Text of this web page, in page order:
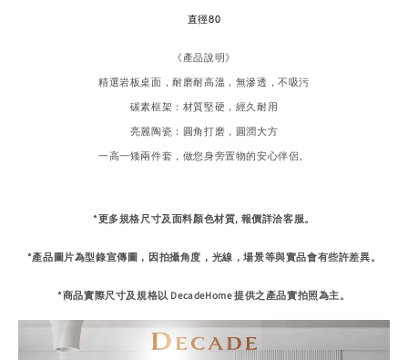
直徑80
《產品說明》
精選岩板桌面，耐磨耐高溫，無滲透，不吸污
碳素框架：材質堅硬，經久耐用
亮麗陶瓷：圓角打磨，圓潤大方
一高一矮兩件套，做您身旁置物的安心伴侶。
*更多規格尺寸及面料顏色材質, 報價詳洽客服。
*產品圖片為型錄宣傳圖，因拍攝角度， 光線，場景等與實品會有些許差異。
*商品實際尺寸及規格以 DecadeHome 提供之產品實拍照為主。